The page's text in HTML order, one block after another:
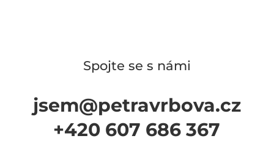
Spojte se s námi
jsem@petravrbova.cz
+420 607 686 367